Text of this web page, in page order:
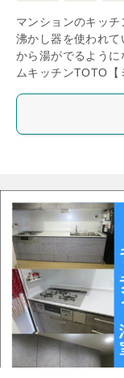
マンションのキッ
沸かし器を使われ
から湯がでるよう
ムキッチンTOTO